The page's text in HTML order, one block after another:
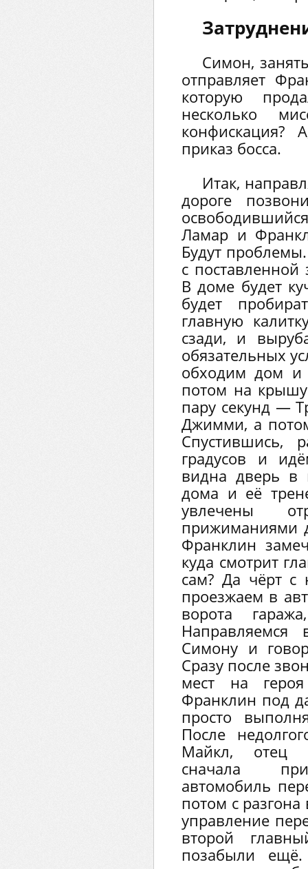
Симон,
отправляет
которую
несколько
приказ босса.
Итак,
дороге
Ламар и
Будут
с
В доме будет
будет
главную
сзади, и
обязательных
обходим дом и
потом на
пару секунд —
Джимми, а
Спустившись,
градусов и
видна дверь в
дома и её
увлечены
прижиманиями
Франклин
куда смотрит
сам? Да чёрт
проезжаем в
ворота
Симону и
Сразу после
мест на героя
Франклин под
просто
После
Майкл, отец
сначала
автомобиль
потом с
управление
второй
позабыли